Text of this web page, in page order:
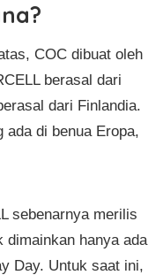
COC dibuat oleh
berasal dari
dari Finlandia.
ada di benua Eropa,
sebenarnya merilis
dimainkan hanya ada
Day. Untuk saat ini,